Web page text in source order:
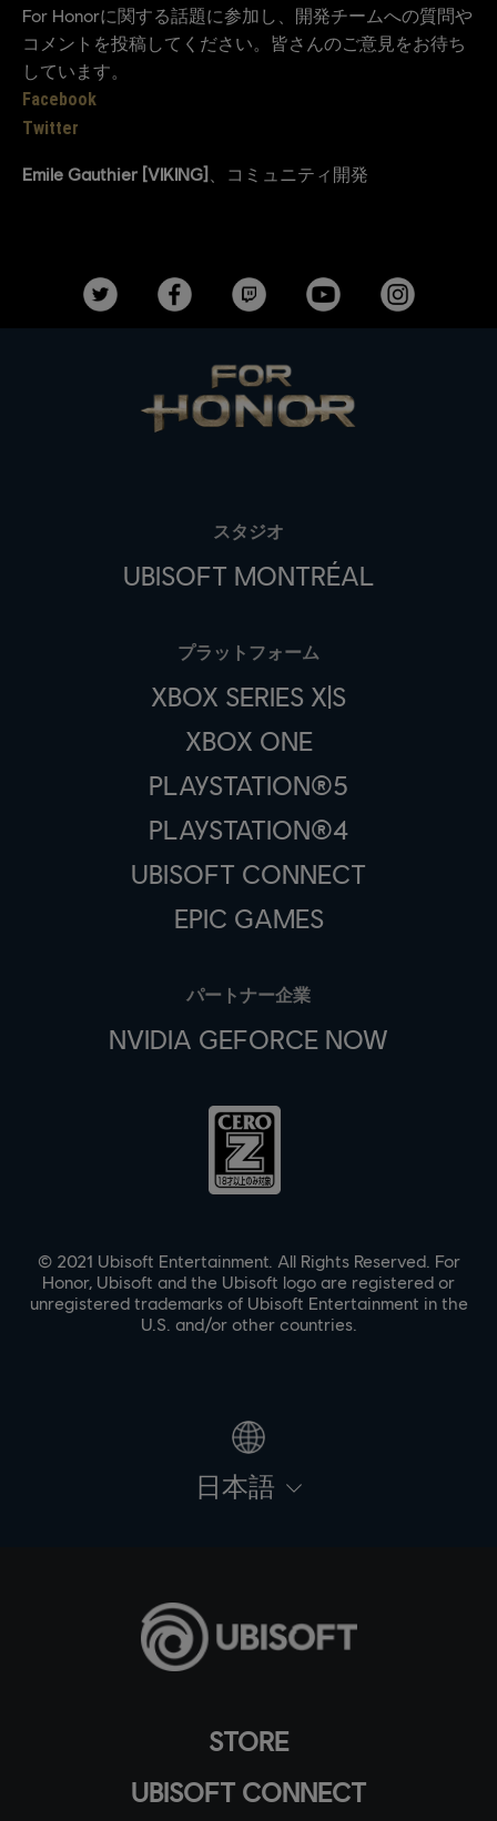
For Honorに関する話題に参加し、開発チームへの質問や
コメントを投稿してください。皆さんのご意見をお待ち
しています。
Facebook
Twitter
Emile Gauthier [VIKING] 、コミュニティ開発
STORE
UBISOFT CONNECT
スタジオ
UBISOFT MONTRÉAL
プラットフォーム
XBOX SERIES X|S
XBOX ONE
PLAYSTATION®5
PLAYSTATION®4
UBISOFT CONNECT
EPIC GAMES
パートナー企業
NVIDIA GEFORCE NOW
© 2021 Ubisoft Entertainment. All Rights Reserved. For
Honor, Ubisoft and the Ubisoft logo are registered or
unregistered trademarks of Ubisoft Entertainment in the
U.S. and/or other countries.
日本語